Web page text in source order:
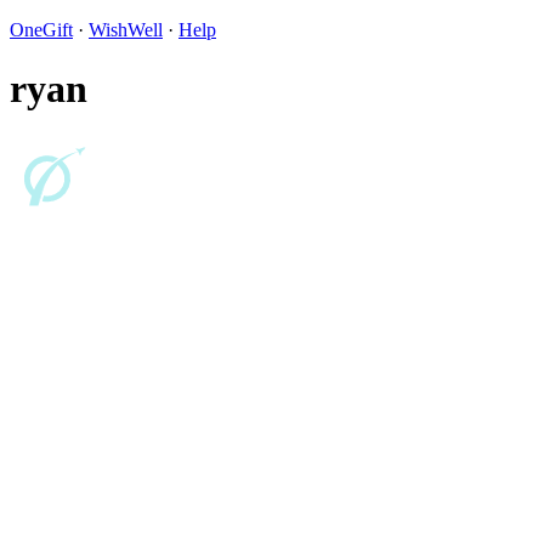
OneGift · WishWell · Help
ryan